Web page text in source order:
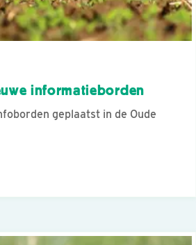
informatieborden
geplaatst in de Oude